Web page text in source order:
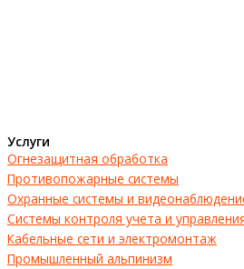
Услуги
Огнезащитная обработка
Противопожарные системы
Охранные системы и
Системы контроля учета и
Кабельные сети и электромонтаж
Промышленный альпинизм